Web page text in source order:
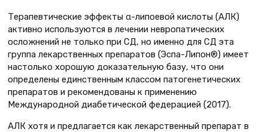
Терапевтические эффекты ɑ-липоевой кислоты (АЛК)
активно используются в лечении невропатических
осложнений не только при СД, но именно для СД эта
группа лекарственных препаратов (Эспа-Липон®) имеет
настолько хорошую доказательную базу, что они
определены единственным классом патогенетических
препаратов и рекомендованы к применению
Международной диабетической федерацией (2017).
АЛК хотя и предлагается как лекарственный препарат в